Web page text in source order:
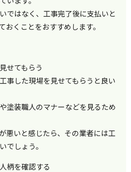
ではなく、工事完了後に支払いと
おくことをおすすめします。
せてもらう
事した現場を見せてもらうと良い
塗装職人のマナーなどを見るため
悪いと感じたら、その業者には工
でしょう。
柄を確認する